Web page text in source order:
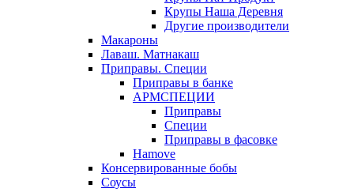
Крупы Наша Деревня
Другие производители
Макароны
Лаваш. Матнакаш
Приправы. Специи
Приправы в банке
АРМСПЕЦИИ
Приправы
Специи
Приправы в фасовке
Hamove
Консервированные бобы
Соусы